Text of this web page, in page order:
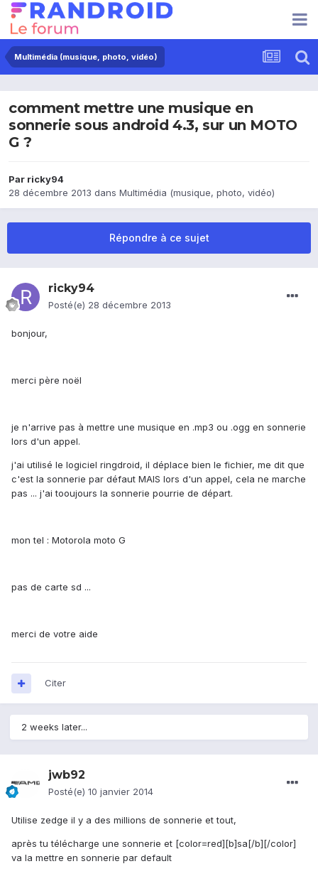
Multimédia (musique, photo, vidéo)
comment mettre une musique en
sonnerie sous android 4.3, sur un MOTO
G ?
Par ricky94
28 décembre 2013 dans Multimédia (musique, photo, vidéo)
Répondre à ce sujet
ricky94
Posté(e) 28 décembre 2013
bonjour,
merci père noël
je n'arrive pas à mettre une musique en .mp3 ou .ogg en sonnerie
lors d'un appel.
j'ai utilisé le logiciel ringdroid, il déplace bien le fichier, me dit que
c'est la sonnerie par défaut MAIS lors d'un appel, cela ne marche
pas ... j'ai tooujours la sonnerie pourrie de départ.
mon tel : Motorola moto G
pas de carte sd ...
merci de votre aide
Citer
2 weeks later...
jwb92
Posté(e) 10 janvier 2014
Utilise zedge il y a des millions de sonnerie et tout,
après tu télécharge une sonnerie et [color=red][b]sa[/b][/color]
va la mettre en sonnerie par default